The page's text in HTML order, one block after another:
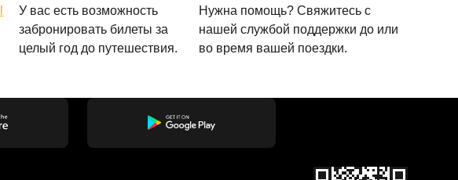
У вас есть возможность
забронировать билеты за
целый год до путешествия.
Нужна помощь? Свяжитесь с
нашей службой поддержки до или
во время вашей поездки.